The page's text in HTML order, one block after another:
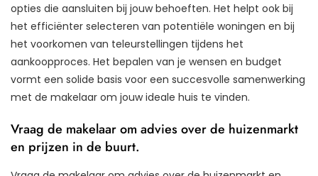
opties die aansluiten bij jouw behoeften. Het helpt ook bij
het efficiënter selecteren van potentiële woningen en bij
het voorkomen van teleurstellingen tijdens het
aankoopproces. Het bepalen van je wensen en budget
vormt een solide basis voor een succesvolle samenwerking
met de makelaar om jouw ideale huis te vinden.
Vraag de makelaar om advies over de huizenmarkt
en prijzen in de buurt.